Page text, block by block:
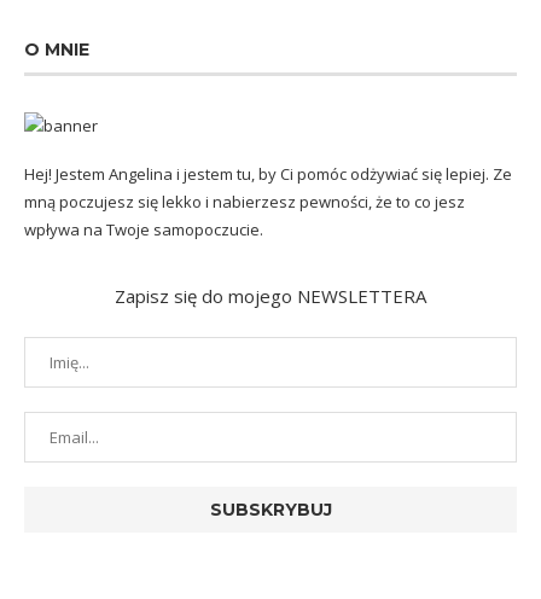
O MNIE
Hej! Jestem Angelina i jestem tu, by Ci pomóc odżywiać się lepiej. Ze
mną poczujesz się lekko i nabierzesz pewności, że to co jesz
wpływa na Twoje samopoczucie.
Zapisz się do mojego NEWSLETTERA